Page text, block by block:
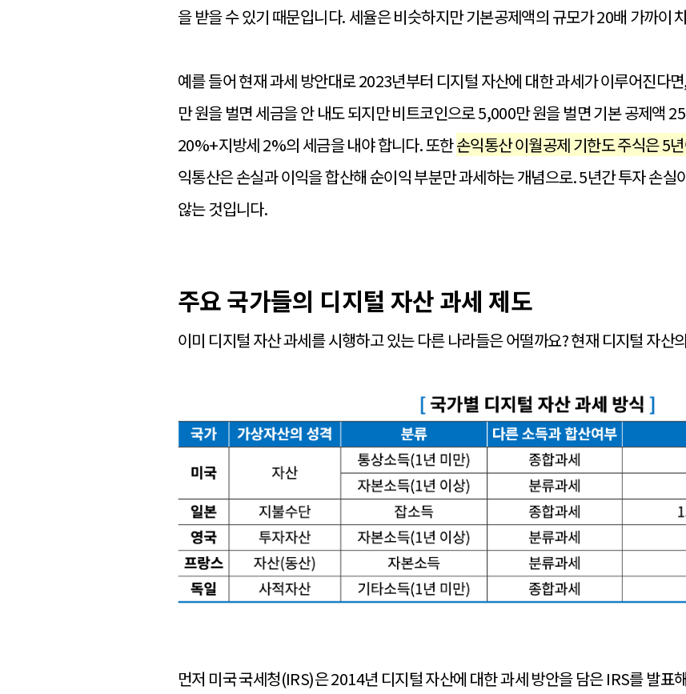
을 받을 수 있기 때문입니다. 세율은 비슷하지만 기본공제액의 규모가 20배 가까이
예를 들어 현재 과세 방안대로 2023년부터 디지털 자산에 대한 과세가 이루어진다
만 원을 벌면 세금을 안 내도 되지만 비트코인으로 5,000만 원을 벌면 기본 공제액
20%+지방세 2%의 세금을 내야 합니다. 또한손익통산 이월공제 기한도 주식은 5
익통산은 손실과 이익을 합산해 순이익 부분만 과세하는 개념으로. 5년간 투자 손실
않는 것입니다.
주요 국가들의 디지털 자산 과세 제도
이미 디지털 자산 과세를 시행하고 있는 다른 나라들은 어떨까요? 현재 디지털 자산
먼저 미국 국세청(IRS)은 2014년 디지털 자산에 대한 과세 방안을 담은 IRS를 발표